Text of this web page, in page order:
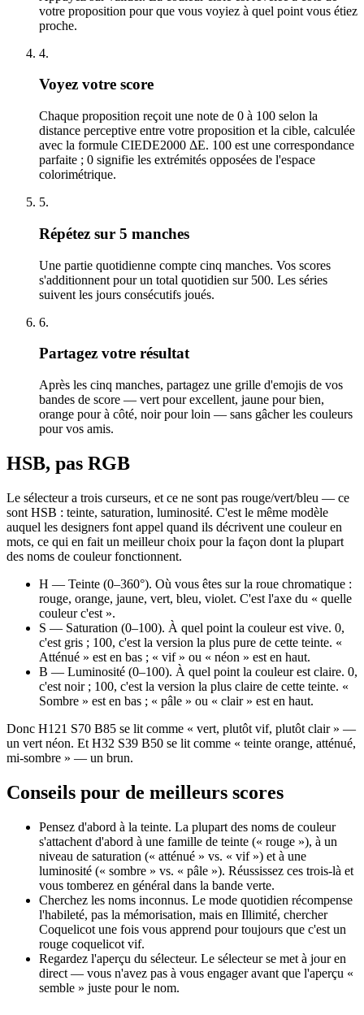
votre proposition pour que vous voyiez à quel point vous étiez
proche.
4.
Voyez votre score
Chaque proposition reçoit une note de 0 à 100 selon la
distance perceptive entre votre proposition et la cible, calculée
avec la formule CIEDE2000 ΔE. 100 est une correspondance
parfaite ; 0 signifie les extrémités opposées de l'espace
colorimétrique.
5.
Répétez sur 5 manches
Une partie quotidienne compte cinq manches. Vos scores
s'additionnent pour un total quotidien sur 500. Les séries
suivent les jours consécutifs joués.
6.
Partagez votre résultat
Après les cinq manches, partagez une grille d'emojis de vos
bandes de score — vert pour excellent, jaune pour bien,
orange pour à côté, noir pour loin — sans gâcher les couleurs
pour vos amis.
HSB, pas RGB
Le sélecteur a trois curseurs, et ce ne sont pas rouge/vert/bleu — ce
sont HSB : teinte, saturation, luminosité. C'est le même modèle
auquel les designers font appel quand ils décrivent une couleur en
mots, ce qui en fait un meilleur choix pour la façon dont la plupart
des noms de couleur fonctionnent.
H — Teinte (0–360°). Où vous êtes sur la roue chromatique :
rouge, orange, jaune, vert, bleu, violet. C'est l'axe du « quelle
couleur c'est ».
S — Saturation (0–100). À quel point la couleur est vive. 0,
c'est gris ; 100, c'est la version la plus pure de cette teinte. «
Atténué » est en bas ; « vif » ou « néon » est en haut.
B — Luminosité (0–100). À quel point la couleur est claire. 0,
c'est noir ; 100, c'est la version la plus claire de cette teinte. «
Sombre » est en bas ; « pâle » ou « clair » est en haut.
Donc H121 S70 B85 se lit comme « vert, plutôt vif, plutôt clair » —
un vert néon. Et H32 S39 B50 se lit comme « teinte orange, atténué,
mi-sombre » — un brun.
Conseils pour de meilleurs scores
Pensez d'abord à la teinte. La plupart des noms de couleur
s'attachent d'abord à une famille de teinte (« rouge »), à un
niveau de saturation (« atténué » vs. « vif ») et à une
luminosité (« sombre » vs. « pâle »). Réussissez ces trois-là et
vous tomberez en général dans la bande verte.
Cherchez les noms inconnus. Le mode quotidien récompense
l'habileté, pas la mémorisation, mais en Illimité, chercher
Coquelicot une fois vous apprend pour toujours que c'est un
rouge coquelicot vif.
Regardez l'aperçu du sélecteur. Le sélecteur se met à jour en
direct — vous n'avez pas à vous engager avant que l'aperçu «
semble » juste pour le nom.